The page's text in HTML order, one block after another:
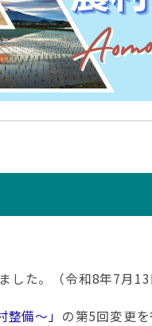
した。（令和8年7月
備～」 の第5回変更